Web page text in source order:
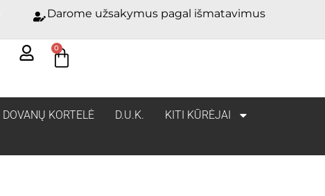
Darome užsakymus pagal išmatavimus
0
DOVANŲ KORTELĖ D.U.K.
KITI KŪRĖJAI